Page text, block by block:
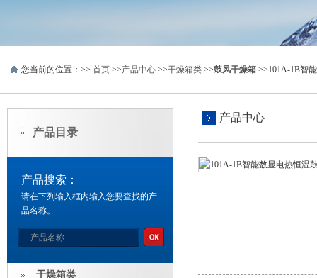
您当前的位置：>> 首页 >>产品中心 >>干燥箱类 >>鼓风干燥箱 >>101A-1B智
产品目录
产品搜索：
请在下列输入框内输入您要查找的产
品名称。
干燥箱类
产品中心